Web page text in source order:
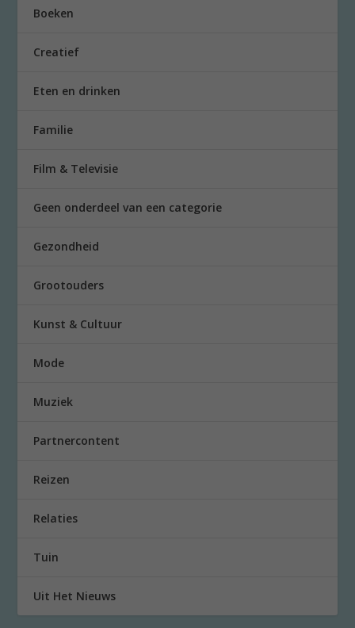
Boeken
Creatief
Eten en drinken
Familie
Film & Televisie
Geen onderdeel van een categorie
Gezondheid
Grootouders
Kunst & Cultuur
Mode
Muziek
Partnercontent
Reizen
Relaties
Tuin
Uit Het Nieuws